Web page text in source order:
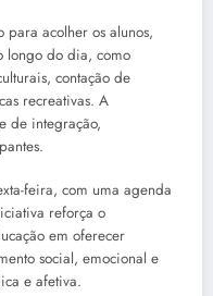
acolher os alunos,
longo do dia, como
contação de
recreativas. A
de integração,
feira, com uma agenda
reforça o
em oferecer
social, emocional e
e afetiva.